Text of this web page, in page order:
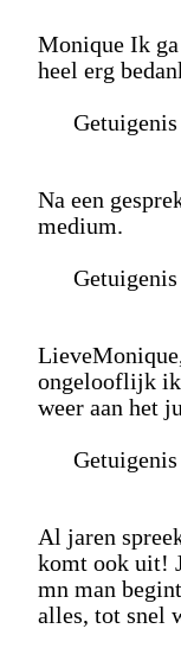
Monique Ik ga
heel erg
Na een
medium.
ongelooflijk ik
weer aan het
Al jaren
komt ook uit!
mn man
alles, tot snel